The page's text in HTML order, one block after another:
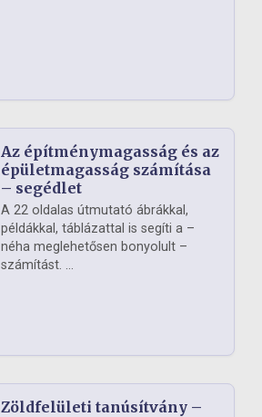
Az építménymagasság és az
épületmagasság számítása
– segédlet
A 22 oldalas útmutató ábrákkal,
példákkal, táblázattal is segíti a –
néha meglehetősen bonyolult –
számítást. ...
Zöldfelületi tanúsítvány –